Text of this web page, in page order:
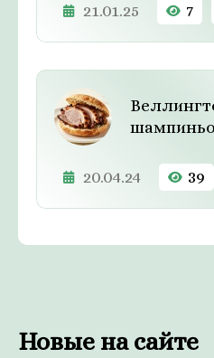
21.01.25 7
20.04.24 39
Новые на сайте